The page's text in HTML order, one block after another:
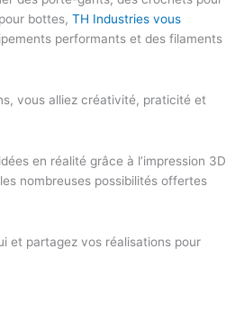
bottes, TH Industries vous
performants et des filaments
vous alliez créativité, praticité et
en réalité grâce à l’impression 3D
nombreuses possibilités offertes
et partagez vos réalisations pour